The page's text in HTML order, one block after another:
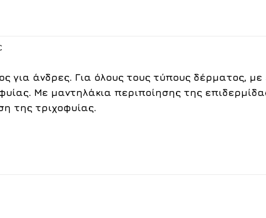
για άνδρες. Για όλους τους τύπους δέρματος, με
Με μαντηλάκια περιποίησης της
της τριχοφυίας.